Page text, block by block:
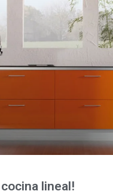
lineal!